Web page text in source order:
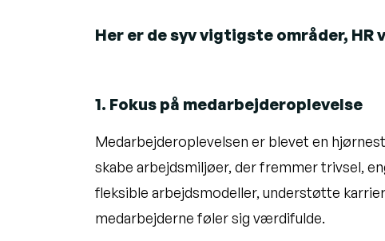
Her er de syv vigtigste områder,
1. Fokus på medarbejderoplevelse
Medarbejderoplevelsen er blevet en
skabe arbejdsmiljøer, der fremmer trivsel,
fleksible arbejdsmodeller, understøtte
medarbejderne føler sig værdifulde.